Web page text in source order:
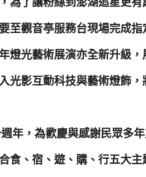
至觀音亭服務台現場完成
燈光藝術展演亦全新升級
光影互動科技與藝術燈飾
年，為歡慶與感謝民眾多
食、宿、遊、購、行五大